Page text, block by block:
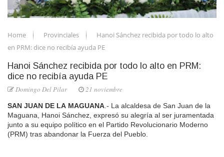
Home Provinciales
Hanoi Sánchez recibida por todo lo alto
en PRM: dice no recibía ayuda PE
Hanoi Sánchez recibida por todo lo alto en PRM:
dice no recibía ayuda PE
Domingo Del Pilar 21 noviembre
SAN JUAN DE LA MAGUANA.- La alcaldesa de San Juan de la
Maguana, Hanoi Sánchez, expresó su alegría al ser juramentada
junto a su equipo político en el Partido Revolucionario Moderno
(PRM) tras abandonar la Fuerza del Pueblo.